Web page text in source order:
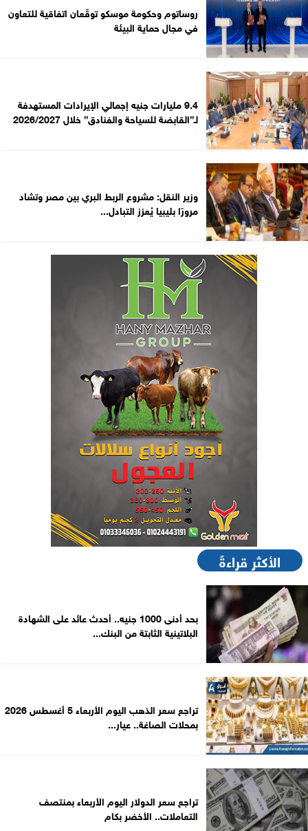
روساتوم وحكومة موسكو توقّعان اتفاقية للتعاون
في مجال حماية البيئة
9.4 مليارات جنيه إجمالي الإيرادات المستهدفة
لـ”القابضة للسياحة والفنادق” خلال 2026/2027
وزير النقل: مشروع الربط البري بين مصر وتشاد
مرورًا بليبيا يُعزز التبادل...
الأكثر قراءةً
بحد أدنى 1000 جنيه.. أحدث عائد على الشهادة
البلاتينية الثابتة من البنك...
تراجع سعر الذهب اليوم الأربعاء 5 أغسطس 2026
بمحلات الصاغة.. عيار...
تراجع سعر الدولار اليوم الأربعاء بمنتصف
التعاملات.. الأخضر بكام